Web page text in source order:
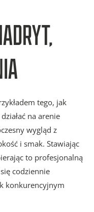
tego, jak
na arenie
wygląd z
i smak. Stawiając
to profesjonalną
codziennie
konkurencyjnym